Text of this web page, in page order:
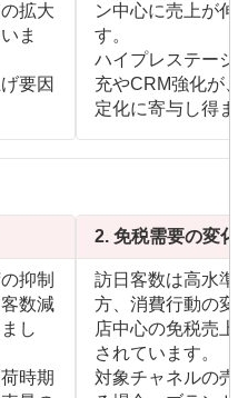
拡大
ま
要因
ン中心に売上が伸
す。
ハイプレステージ
充やCRM強化が、
定化に寄与し得ま
抑制
数減
し
時期
2. 免税需要の変化
訪日客数は高水準
方、消費行動の変
店中心の免税売上
されています。
対象チャネルの売